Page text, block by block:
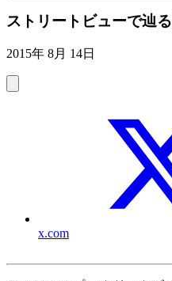
ストリートビューで辿
2015年 8月 14日
x.com